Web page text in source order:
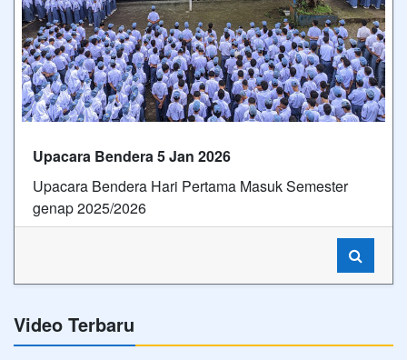
Upacara Bendera 5 Jan 2026
Upacara Bendera Hari Pertama Masuk Semester
genap 2025/2026
Video Terbaru